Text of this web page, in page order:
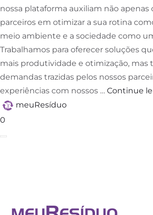
nossa plataforma auxiliam não apenas
parceiros em otimizar a sua rotina
meio ambiente e a sociedade como
Trabalhamos para oferecer soluções
mais produtividade e otimização, mas
demandas trazidas pelos nossos
experiências com nossos … Continue
meuResíduo
0